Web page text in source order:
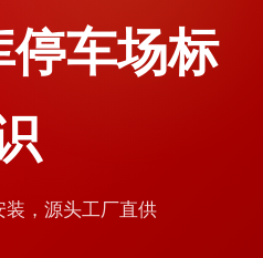
车场标
，源头工厂直供